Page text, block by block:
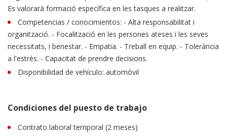
Es valorarà formació específica en les tasques a realitzar.
Competencias / conocimientos: - Alta responsabilitat i
organització. - Focalització en les persones ateses i les seves
necessitats, i benestar. - Empatia. - Treball en equip. - Tolerància
a l'estrès. - Capacitat de prendre decisions.
Disponibilidad de vehículo: automóvil
Condiciones del puesto de trabajo
Contrato laboral temporal (2 meses)